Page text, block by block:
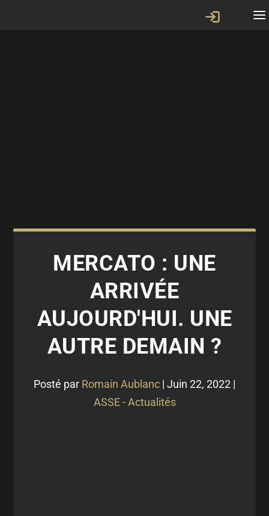
MERCATO : UNE
ARRIVÉE
AUJOURD'HUI. UNE
AUTRE DEMAIN ?
Posté par Romain Aublanc | Juin 22, 2022 |
ASSE - Actualités